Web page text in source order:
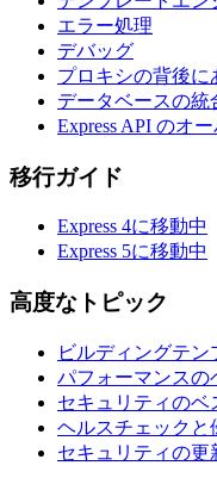
エラー処理
デバッグ
プロキシの背後に
データベースの統
Express API のオ
移行ガイド
Express 4に移動中
Express 5に移動中
高度なトピック
ビルディングテ
パフォーマンスの
セキュリティのベ
ヘルスチェックと
セキュリティの更